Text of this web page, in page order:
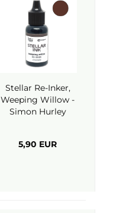
Stellar Re-Inker,
Weeping Willow -
Simon Hurley
5,90 EUR